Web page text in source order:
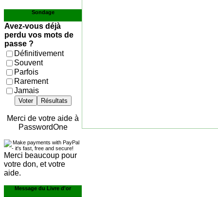
Sondage
Avez-vous déjà
perdu vos mots de
passe ?
Définitivement
Souvent
Parfois
Rarement
Jamais
Voter Résultats
Merci de votre aide à
PasswordOne
Merci beaucoup pour
votre don, et votre
aide.
Message du Livre d'or